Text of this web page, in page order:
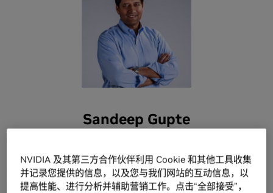
Sandeep Gupte
Sandeep Gupte is the VP of Product Marketing for
NVIDIA's Professional Solutions Group.
NVIDIA 及其第三方合作伙伴利用 Cookie 和其他工具收集
并记录您提供的信息，以及您与我们网站的互动信息，以
提高性能、进行分析并辅助营销工作。点击“全部接受”，